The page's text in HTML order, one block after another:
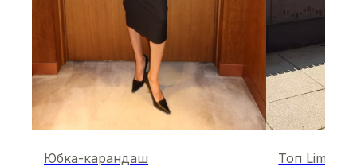
Юбка-карандаш Топ